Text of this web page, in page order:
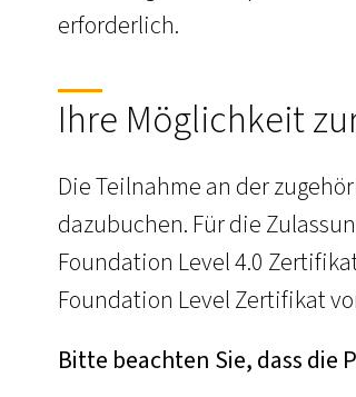
erforderlich.
Ihre Möglichkeit
Die Teilnahme an der
dazubuchen. Für die
Foundation Level 4.0
Foundation Level Zertifikat
Bitte beachten Sie, dass